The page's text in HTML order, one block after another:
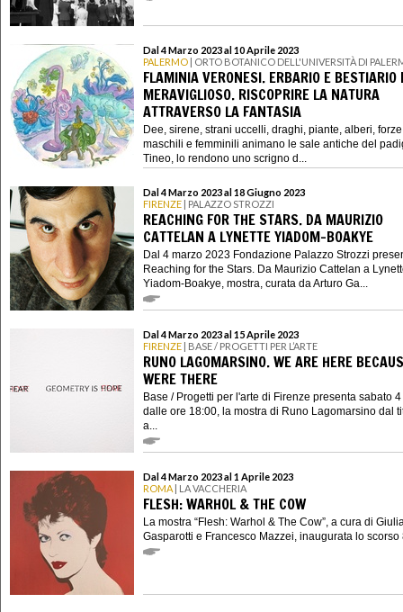
Dal 4 Marzo 2023 al 10 Aprile 2023
PALERMO | ORTO BOTANICO DELL'UNIVERSITÀ DI
FLAMINIA VERONESI. ERBARIO E BESTIARIO
MERAVIGLIOSO. RISCOPRIRE LA NATURA
ATTRAVERSO LA FANTASIA
Dee, sirene, strani uccelli, draghi, piante, alberi, forze
maschili e femminili animano le sale antiche del
Tineo, lo rendono uno scrigno d...
Dal 4 Marzo 2023 al 18 Giugno 2023
FIRENZE | PALAZZO STROZZI
REACHING FOR THE STARS. DA MAURIZIO
CATTELAN A LYNETTE YIADOM-BOAKYE
Dal 4 marzo 2023 Fondazione Palazzo Strozzi
Reaching for the Stars. Da Maurizio Cattelan a
Yiadom-Boakye, mostra, curata da Arturo Ga...
Dal 4 Marzo 2023 al 15 Aprile 2023
FIRENZE | BASE / PROGETTI PER L’ARTE
RUNO LAGOMARSINO. WE ARE HERE
WERE THERE
Base / Progetti per l'arte di Firenze presenta sabato
dalle ore 18:00, la mostra di Runo Lagomarsino dal
a...
Dal 4 Marzo 2023 al 1 Aprile 2023
ROMA | LA VACCHERIA
FLESH: WARHOL & THE COW
La mostra “Flesh: Warhol & The Cow”, a cura di
Gasparotti e Francesco Mazzei, inaugurata lo scorso